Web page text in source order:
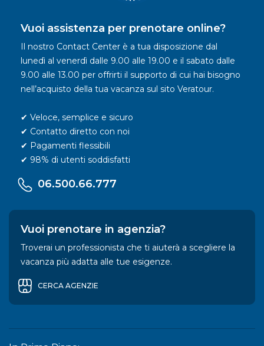
Vuoi assistenza per prenotare online?
Il nostro Contact Center è a tua disposizione dal
lunedì al venerdì dalle 9.00 alle 19.00 e il sabato dalle
9.00 alle 13.00 per offrirti il supporto di cui hai bisogno
nell’acquisto della tua vacanza sul sito Veratour.
✔ Veloce, semplice e sicuro
✔ Contatto diretto con noi
✔ Pagamenti flessibili
✔ 98% di utenti soddisfatti
06.500.66.777
Vuoi prenotare in agenzia?
Troverai un professionista che ti aiuterà a scegliere la
vacanza più adatta alle tue esigenze.
CERCA AGENZIE